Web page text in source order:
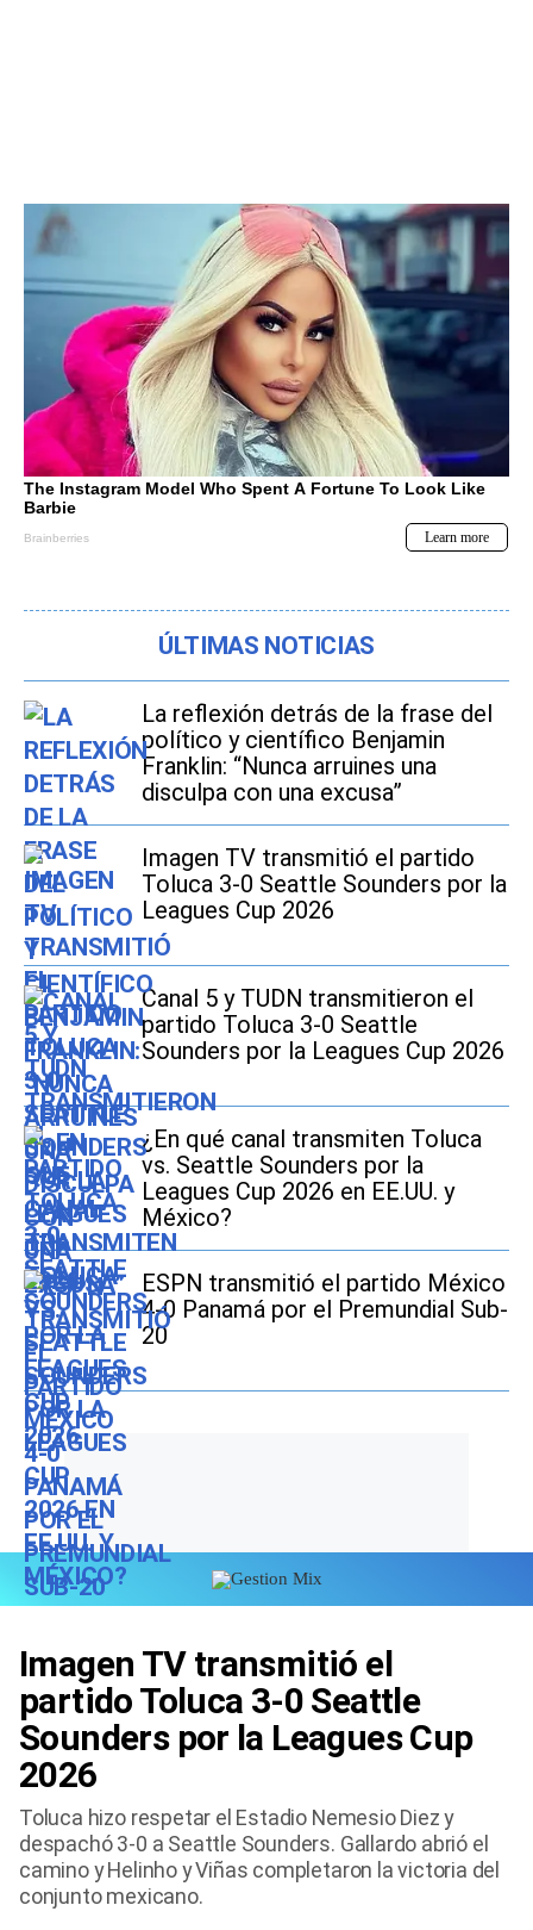
ÚLTIMAS NOTICIAS
La reflexión detrás de la frase del
político y científico Benjamin
Franklin: “Nunca arruines una
disculpa con una excusa”
Imagen TV transmitió el partido
Toluca 3-0 Seattle Sounders por la
Leagues Cup 2026
Canal 5 y TUDN transmitieron el
partido Toluca 3-0 Seattle
Sounders por la Leagues Cup 2026
¿En qué canal transmiten Toluca
vs. Seattle Sounders por la
Leagues Cup 2026 en EE.UU. y
México?
ESPN transmitió el partido México
4-0 Panamá por el Premundial Sub-
20